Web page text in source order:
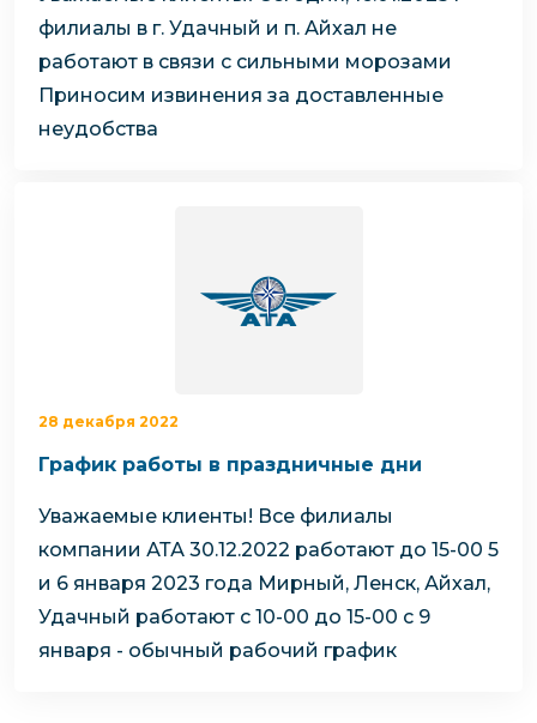
филиалы в г. Удачный и п. Айхал не
работают в связи с сильными морозами
Приносим извинения за доставленные
неудобства
28 декабря 2022
График работы в праздничные дни
Уважаемые клиенты! Все филиалы
компании АТА 30.12.2022 работают до 15-00 5
и 6 января 2023 года Мирный, Ленск, Айхал,
Удачный работают с 10-00 до 15-00 с 9
января - обычный рабочий график